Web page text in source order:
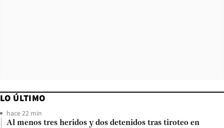
LO ÚLTIMO
hace 22 min
Al menos tres heridos y dos detenidos tras tiroteo en